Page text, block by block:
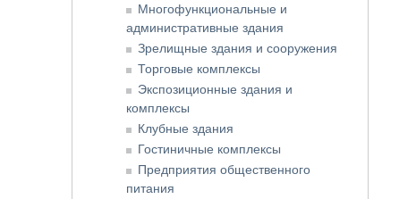
Многофункциональные и
административные здания
Зрелищные здания и сооружения
Торговые комплексы
Экспозиционные здания и
комплексы
Клубные здания
Гостиничные комплексы
Предприятия общественного
питания